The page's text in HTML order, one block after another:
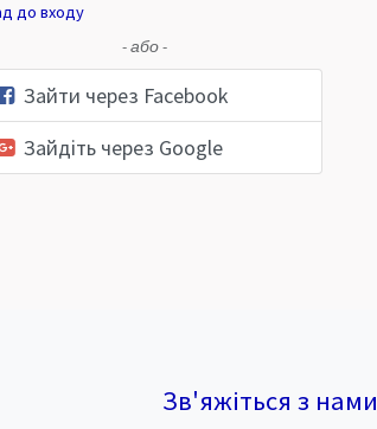
до входу
- або -
Зайти через Facebook
Зайдіть через Google
Зв'яжіться з нами